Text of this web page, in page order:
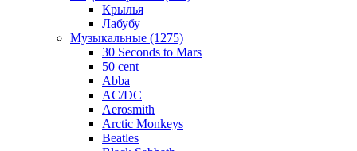
Крылья
Лабубу
Музыкальные (1275)
30 Seconds to Mars
50 cent
Abba
AC/DC
Aerosmith
Arctic Monkeys
Beatles